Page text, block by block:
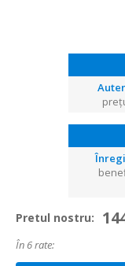
Pretul nostru:
În 6 rate: